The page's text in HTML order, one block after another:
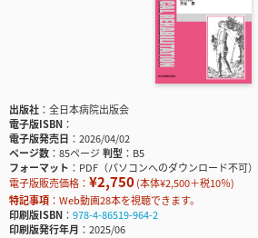
出版社
全日本病院出版会
電子版ISBN
電子版発売日
2026/04/02
ページ数
85ページ判型
B5
フォーマット
PDF（パソコンへのダウンロード不可）
電子版販売価格： ¥2,750(本体¥2,500＋税10％)
特記事項
Web動画28本を視聴できます。
印刷版ISBN
978-4-86519-964-2
印刷版発行年月
2025/06